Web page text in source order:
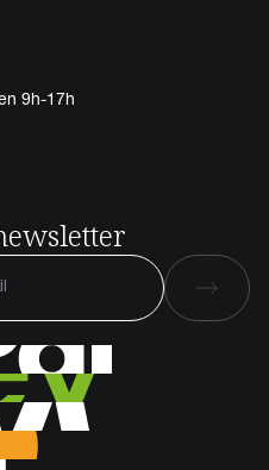
9h-17h